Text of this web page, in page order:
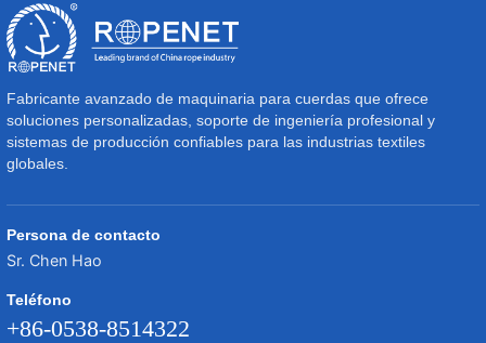
Fabricante avanzado de maquinaria para cuerdas que ofrece
soluciones personalizadas, soporte de ingeniería profesional y
sistemas de producción confiables para las industrias textiles
globales.
Persona de contacto
Sr. Chen Hao
Teléfono
+86-0538-8514322